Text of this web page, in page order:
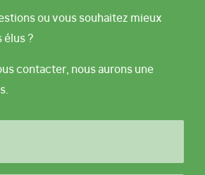
ou vous souhaitez mieux
?
contacter, nous aurons une